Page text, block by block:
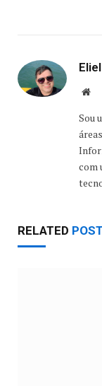
Sou
com
RELATED